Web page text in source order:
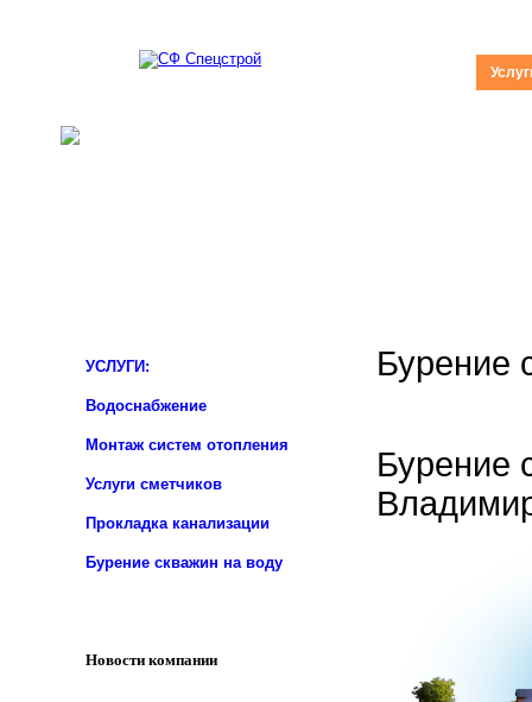
УСЛУГИ:
Водоснабжение
Монтаж систем отопления
Услуги сметчиков
Прокладка канализации
Бурение скважин на воду
Новости компании
Бурение
Бурение